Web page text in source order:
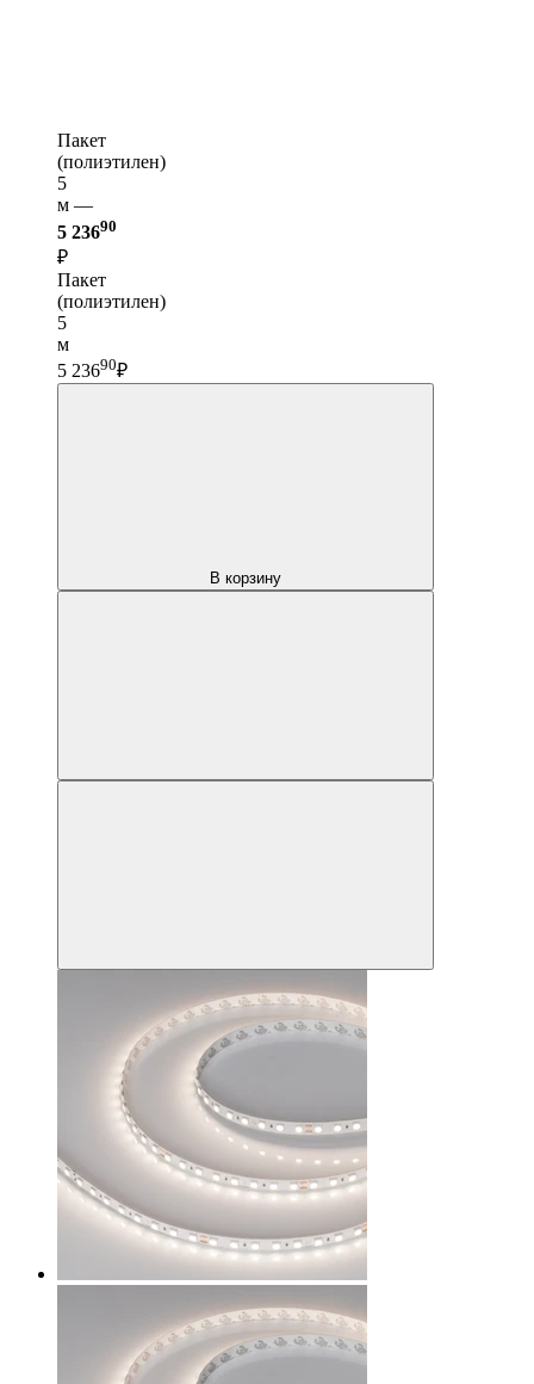
Пакет
(полиэтилен)
5
м —
5 23690
₽
Пакет
(полиэтилен)
5
м
5 23690₽
В корзину